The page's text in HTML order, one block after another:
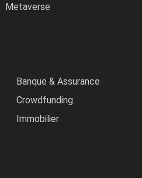
Metaverse
Banque & Assurance
Crowdfunding
Immobilier